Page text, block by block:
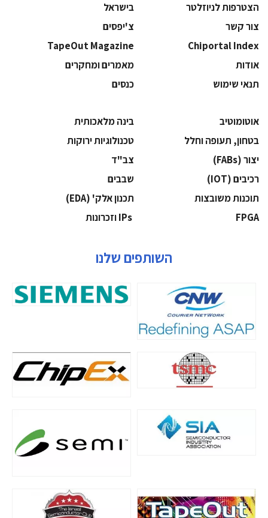
הצטרפות לניוזלטר
בישראל
צור קשר
צ'יפסים
Chiportal Index
TapeOut Magazine
אודות
מאמרים ומחקרים
תנאי שימוש
כנסים
אוטומוטיב
בינה מלאכותית
בטחון, תעופה וחלל
‫טכנולוגיות ירוקות‬
‫יצור (‪(FABs‬‬
‫צב"ד‬
‫רכיבים‬ (IOT)
‫שבבים‬
‫תוכנות משובצות‬
‫תכנון אלק' (‪(EDA‬‬
‫‪FPGA‬‬
השותפים שלנו